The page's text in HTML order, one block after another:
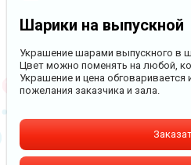
Шарики на выпускной
Украшение шарами выпускного в
Цвет можно поменять на любой,
Украшение и цена обговаривается
пожелания заказчика и зала.